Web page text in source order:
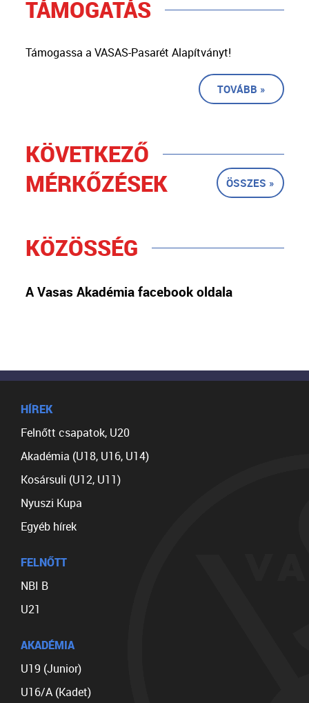
TÁMOGATÁS
Támogassa a VASAS-Pasarét Alapítványt!
TOVÁBB »
KÖVETKEZŐ
MÉRKŐZÉSEK
ÖSSZES »
KÖZÖSSÉG
A Vasas Akadémia facebook oldala
HÍREK
Felnőtt csapatok, U20
Akadémia (U18, U16, U14)
Kosársuli (U12, U11)
Nyuszi Kupa
Egyéb hírek
FELNŐTT
NBI B
U21
AKADÉMIA
U19 (Junior)
U16/A (Kadet)